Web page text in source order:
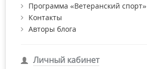
Программа «Ветеранский спорт»
Контакты
Авторы блога
Личный кабинет